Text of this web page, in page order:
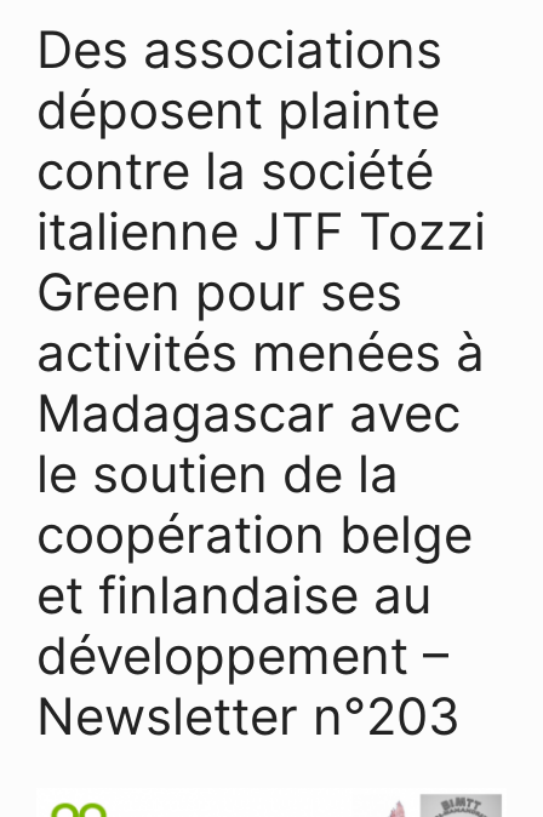
Des associations
déposent plainte
contre la société
italienne JTF Tozzi
Green pour ses
activités menées à
Madagascar avec
le soutien de la
coopération belge
et finlandaise au
développement –
Newsletter n°203